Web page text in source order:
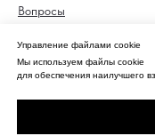
Вопросы
КОНТАКТЫ
+79857955673
Политика
Управление файлами cookie
Мы используем файлы cookie
для обеспечения наилучшего